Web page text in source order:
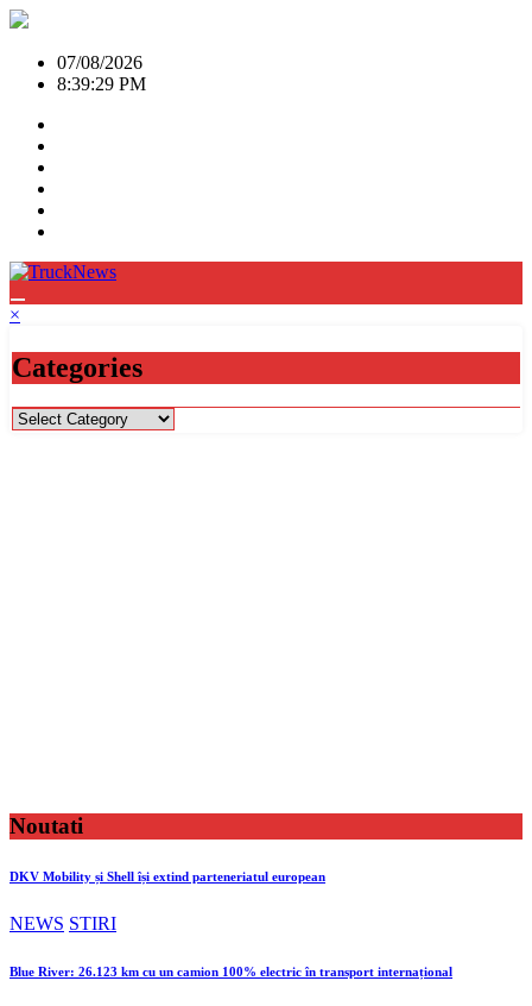
Skip
content07/08/2026
8:39:29 PM
×
Categories
Categories
Noutati
DKV Mobility și Shell își extind parteneriatul european
NEWS STIRI
Blue River: 26.123 km cu un camion 100% electric în transport internațional